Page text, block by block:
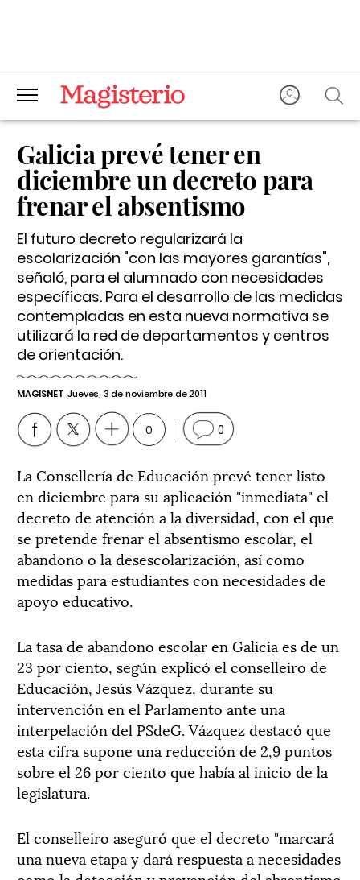
Galicia prevé tener en
diciembre un decreto para
frenar el absentismo
El futuro decreto regularizará la
escolarización "con las mayores garantías",
señaló, para el alumnado con necesidades
específicas. Para el desarrollo de las medidas
contempladas en esta nueva normativa se
utilizará la red de departamentos y centros
de orientación.
MAGISNET Jueves, 3 de noviembre de 2011
0 0
La Consellería de Educación prevé tener listo
en diciembre para su aplicación "inmediata" el
decreto de atención a la diversidad, con el que
se pretende frenar el absentismo escolar, el
abandono o la desescolarización, así como
medidas para estudiantes con necesidades de
apoyo educativo.
La tasa de abandono escolar en Galicia es de un
23 por ciento, según explicó el conselleiro de
Educación, Jesús Vázquez, durante su
intervención en el Parlamento ante una
interpelación del PSdeG. Vázquez destacó que
esta cifra supone una reducción de 2,9 puntos
sobre el 26 por ciento que había al inicio de la
legislatura.
El conselleiro aseguró que el decreto "marcará
una nueva etapa y dará respuesta a necesidades